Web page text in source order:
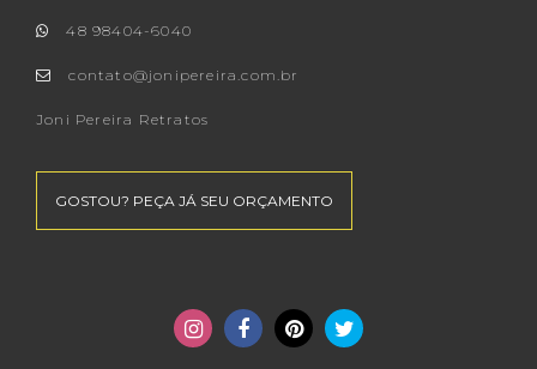
48 98404-6040
contato@jonipereira.com.br
Joni Pereira Retratos
GOSTOU? PEÇA JÁ SEU ORÇAMENTO